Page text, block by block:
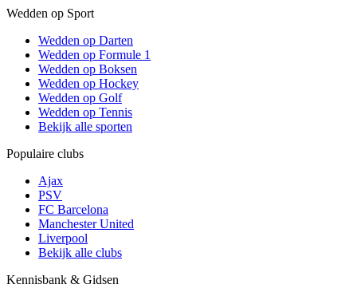
Wedden op Sport
Wedden op Darten
Wedden op Formule 1
Wedden op Boksen
Wedden op Hockey
Wedden op Golf
Wedden op Tennis
Bekijk alle sporten
Populaire clubs
Ajax
PSV
FC Barcelona
Manchester United
Liverpool
Bekijk alle clubs
Kennisbank & Gidsen